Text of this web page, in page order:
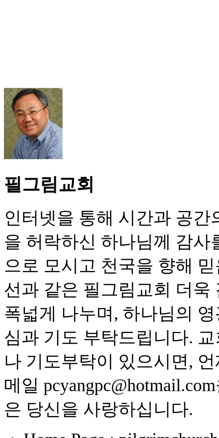
필그림교회
인터넷을 통해 시간과 공
을 허락하신 하나님께 감
으로 모시고 천국을 향해
선과 같은 필그림교회 더
폭넓게 나누며, 하나님의
심과 기도 부탁드립니다.
나 기도부탁이 있으시면,
메일
은 당신을 사랑하십니다.